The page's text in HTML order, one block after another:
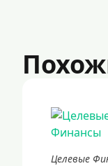
Целевые